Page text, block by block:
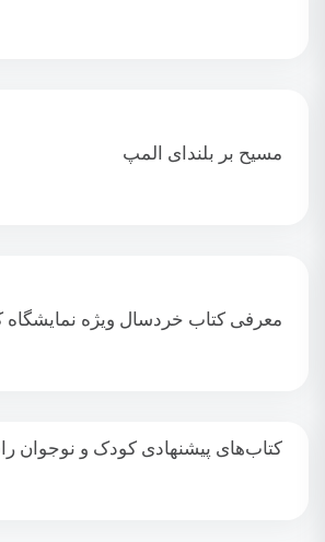
مسیح بر بلندای المپ
معرفی کتاب خردسال ویژه نمایشگاه
کتاب‌های پیشنهادی کودک و نوجوان